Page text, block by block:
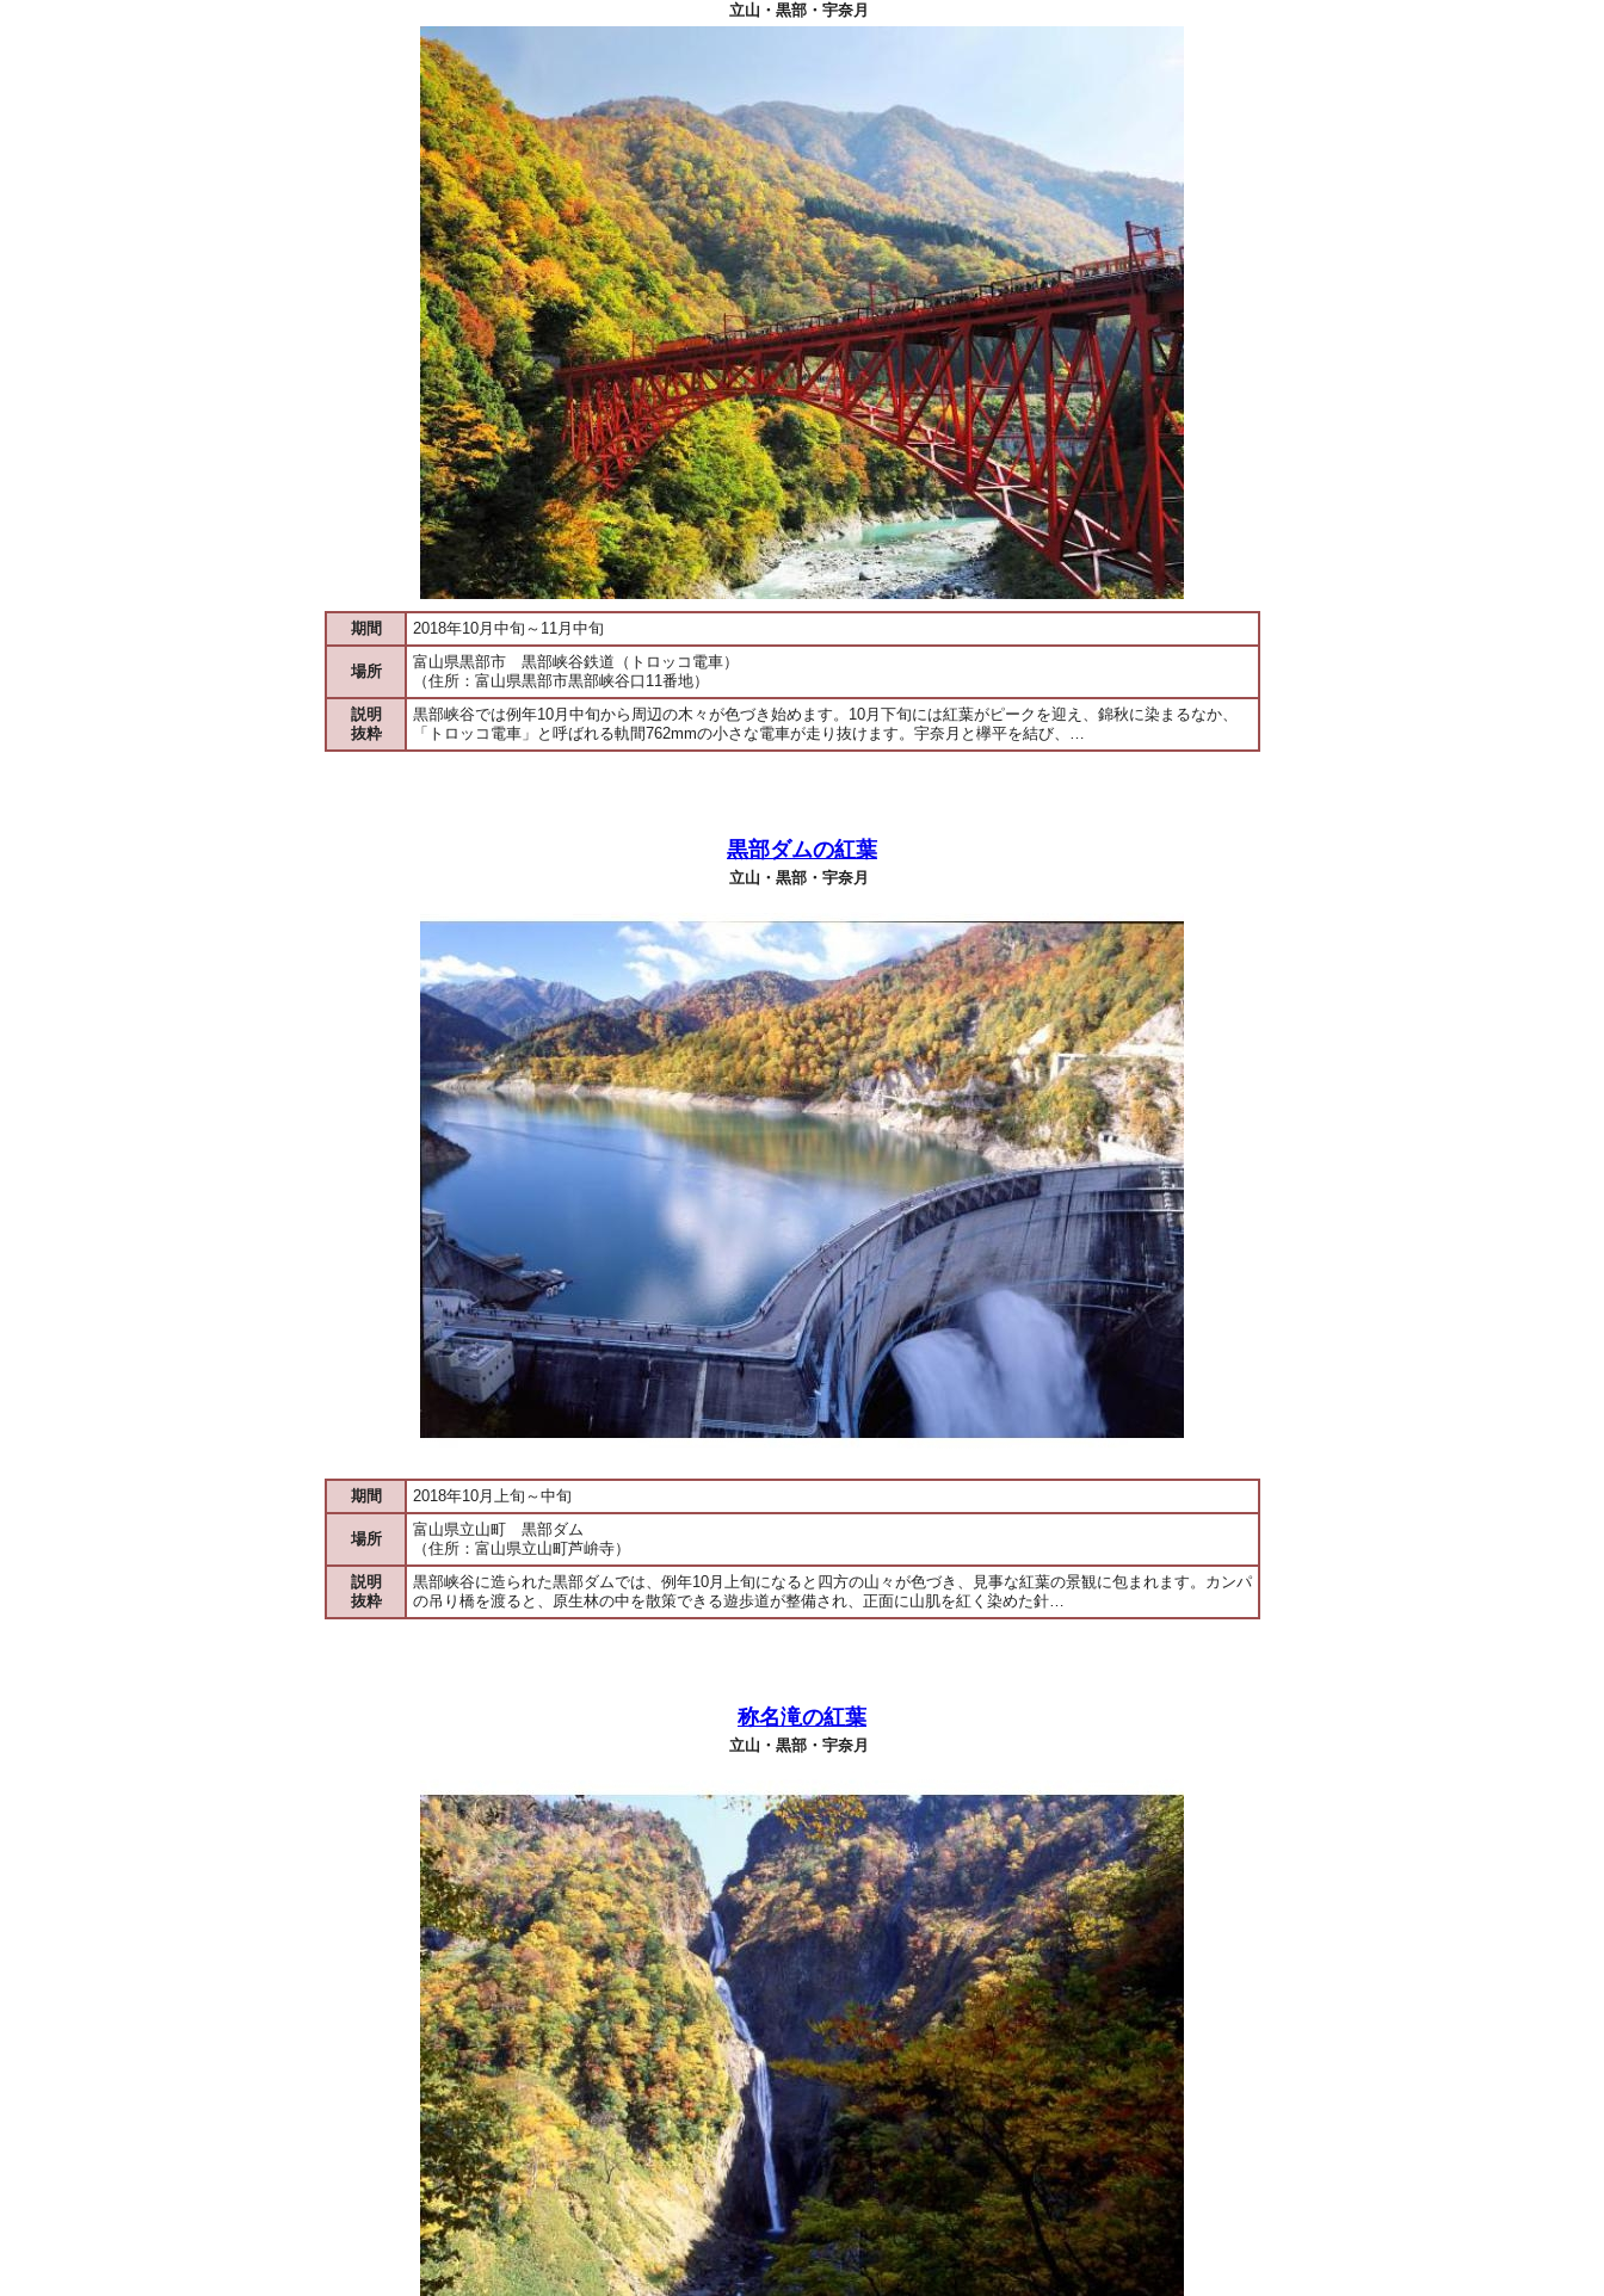
立山・黒部・宇奈月
期間 2018年10月中旬～11月中旬
場所
富山県黒部市 黒部峡谷鉄道（トロッコ電車）
（住所：富山県黒部市黒部峡谷口11番地）
説明
抜粋
黒部峡谷では例年10月中旬から周辺の木々が色づき始めます。10月下旬には紅葉がピークを迎え、錦秋に染まるなか、
「トロッコ電車」と呼ばれる軌間762mmの小さな電車が走り抜けます。宇奈月と欅平を結び、…
黒部ダムの紅葉
立山・黒部・宇奈月
期間 2018年10月上旬～中旬
場所
富山県立山町 黒部ダム
（住所：富山県立山町芦峅寺）
説明
抜粋
黒部峡谷に造られた黒部ダムでは、例年10月上旬になると四方の山々が色づき、見事な紅葉の景観に包まれます。カンパ
の吊り橋を渡ると、原生林の中を散策できる遊歩道が整備され、正面に山肌を紅く染めた針…
称名滝の紅葉
立山・黒部・宇奈月